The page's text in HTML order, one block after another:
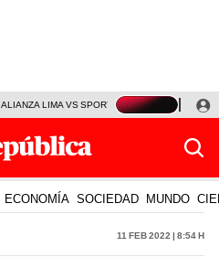
ALIANZA LIMA VS SPORT BOYS JORGE
ECONOMÍA SOCIEDAD MUNDO
11 Feb 2022 | 8:54 h